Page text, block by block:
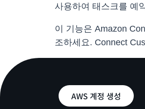
사용하여 태스크를 예
이 기능은 Amazon
조하세요. Connect
AWS 계정 생성